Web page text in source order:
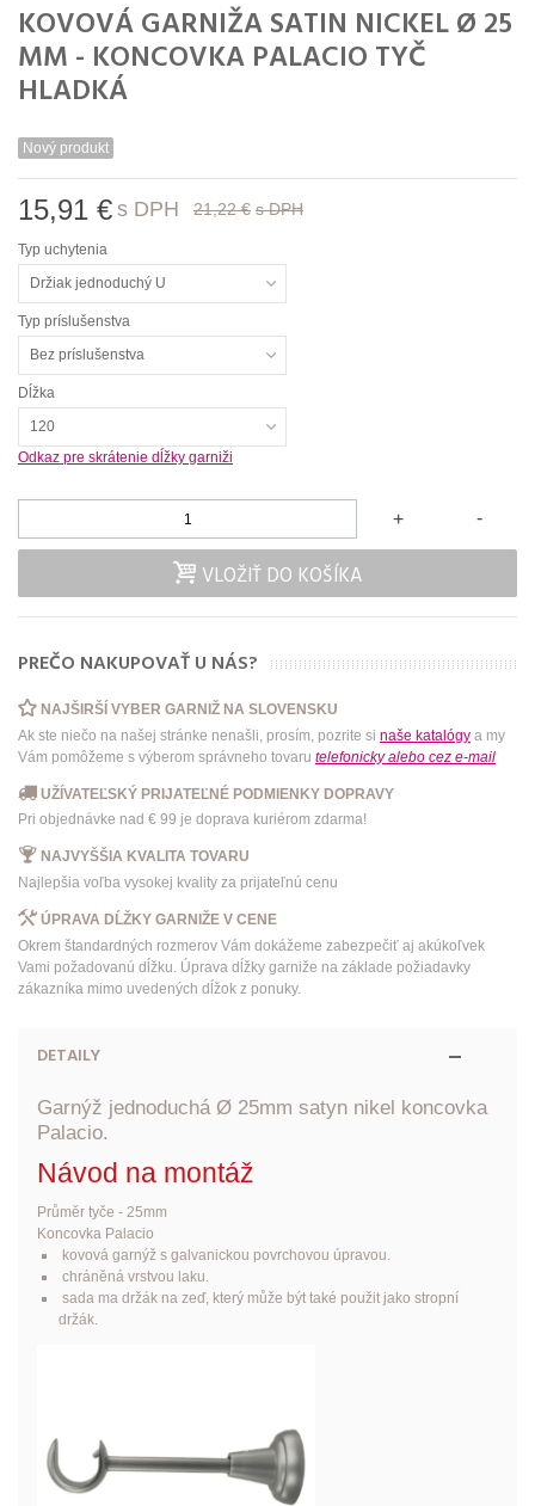
KOVOVÁ GARNIŽA SATIN NICKEL Ø 25
MM - KONCOVKA PALACIO TYČ
HLADKÁ
Nový produkt
15,91 € s DPH 21,22 € s DPH
Typ uchytenia
Držiak jednoduchý U
Typ príslušenstva
Bez príslušenstva
Dĺžka
120
Odkaz pre skrátenie dĺžky garniži
-
+
VLOŽIŤ DO KOŠÍKA
PREČO NAKUPOVAŤ U NÁS?
NAJŠIRŠÍ VYBER GARNIŽ NA SLOVENSKU
Ak ste niečo na našej stránke nenašli, prosím, pozrite si naše katalógy a my
Vám pomôžeme s výberom správneho tovaru telefonicky alebo cez e-mail
UŽÍVATEĽSKÝ PRIJATEĽNÉ PODMIENKY DOPRAVY
Pri objednávke nad € 99 je doprava kuriérom zdarma!
NAJVYŠŠIA KVALITA TOVARU
Najlepšia voľba vysokej kvality za prijateľnú cenu
ÚPRAVA DĹŽKY GARNIŽE V CENE
Okrem štandardných rozmerov Vám dokážeme zabezpečiť aj akúkoľvek
Vami požadovanú dĺžku. Úprava dĺžky garniže na základe požiadavky
zákazníka mimo uvedených dĺžok z ponuky.
DETAILY
Garnýž jednoduchá Ø 25mm satyn nikel koncovka
Palacio.
Návod na montáž
Průměr tyče - 25mm
Koncovka Palacio
kovová garnýž s galvanickou povrchovou úpravou.
chráněná vrstvou laku.
sada ma držák na zeď, který může být také použit jako stropní
držák.